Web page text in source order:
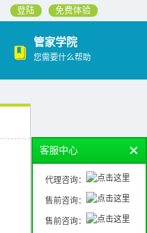
登陆 免费体验
管家学院
您需要什么帮助
客服中心
代理咨询：
售前咨询：
售前咨询：